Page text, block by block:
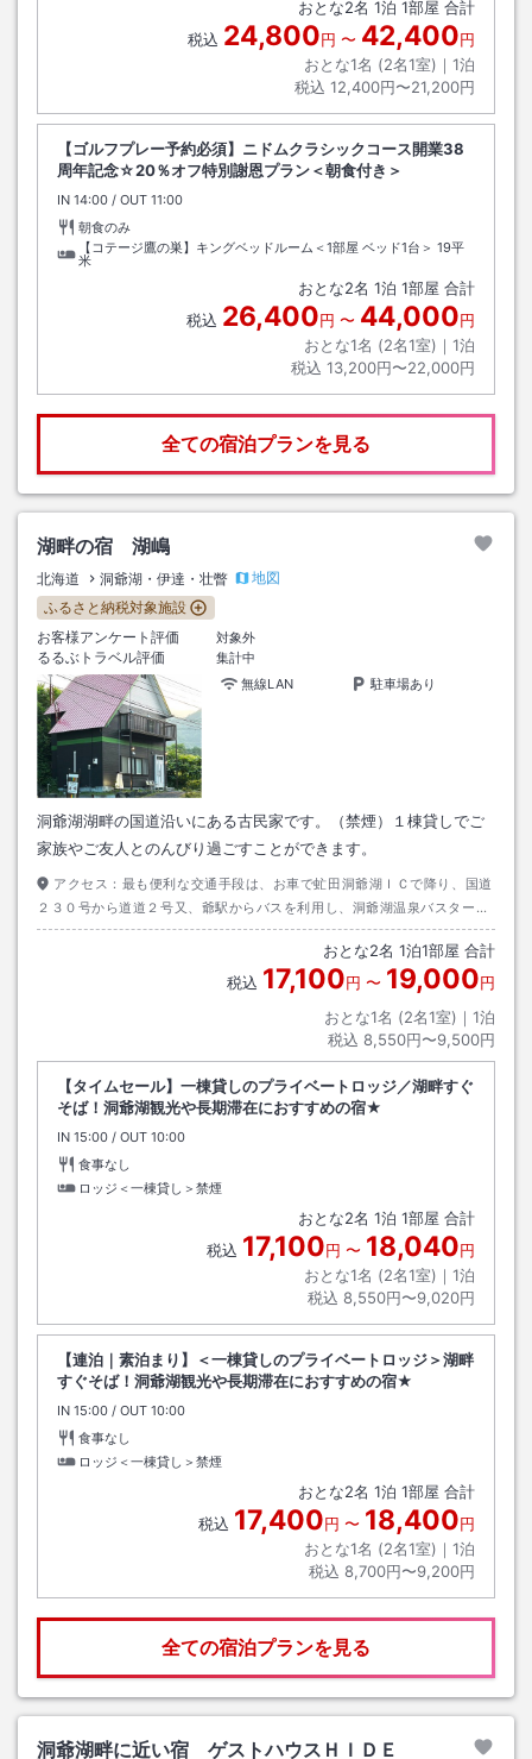
おとな2名 1泊 1部屋 合計
税込 24,800円 〜 42,400円
おとな1名 (2名1室)｜ 1泊
税込 12,400円〜21,200円
【ゴルフプレー予約必須】ニドムクラシックコース開業38
周年記念☆20％オフ特別謝恩プラン＜朝食付き＞
IN チェックイン
14:00 / OUT チェックアウト
11:00
朝食のみ
【コテージ鷹の巣】キングベッドルーム＜1部屋 ベッド1台＞ 19平
米
おとな2名 1泊 1部屋 合計
税込 26,400円 〜 44,000円
おとな1名 (2名1室)｜ 1泊
税込 13,200円〜22,000円
全ての宿泊プランを見る
湖畔の宿 湖嶋
北海道 洞爺湖・伊達・壮瞥
地図
ふるさと納税対象施設
お客様アンケート評価
対象外
るるぶトラベル評価
集計中
無線LAN
駐車場あり
洞爺湖湖畔の国道沿いにある古民家です。（禁煙）１棟貸しでご
家族やご友人とのんびり過ごすことができます。
アクセス： 最も便利な交通手段は、お車で虻田洞爺湖ＩＣで降り、国道
２３０号から道道２号又、爺駅からバスを利用し、洞爺湖温泉バスターミ
ナルで降車し、徒歩約８分
おとな2名 1泊1部屋 合計
税込 17,100円 〜 19,000円
おとな1名 (2名1室)｜ 1泊
税込 8,550円〜9,500円
【タイムセール】一棟貸しのプライベートロッジ／湖畔すぐ
そば！洞爺湖観光や長期滞在におすすめの宿★
IN チェックイン
15:00 / OUT チェックアウト
10:00
食事なし
ロッジ＜一棟貸し＞禁煙
おとな2名 1泊 1部屋 合計
税込 17,100円 〜 18,040円
おとな1名 (2名1室)｜ 1泊
税込 8,550円〜9,020円
【連泊｜素泊まり】＜一棟貸しのプライベートロッジ＞湖畔
すぐそば！洞爺湖観光や長期滞在におすすめの宿★
IN チェックイン
15:00 / OUT チェックアウト
10:00
食事なし
ロッジ＜一棟貸し＞禁煙
おとな2名 1泊 1部屋 合計
税込 17,400円 〜 18,400円
おとな1名 (2名1室)｜ 1泊
税込 8,700円〜9,200円
全ての宿泊プランを見る
洞爺湖畔に近い宿 ゲストハウスＨＩＤＥ